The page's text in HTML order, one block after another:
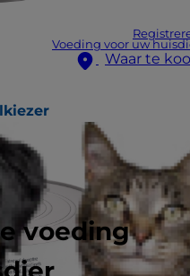
Voeding voor uw
Waar te
voeding